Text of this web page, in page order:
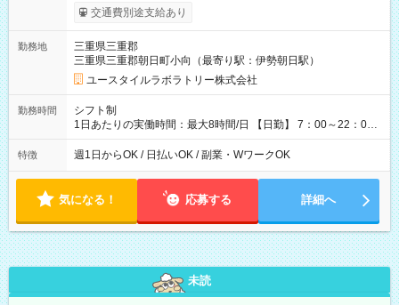
考慮して決定します 【収入例】 週1回勤務の場合：1,410円×8時
間×4回=4万5,120円 週3回勤務の場合：1,410円×8時間×12回
5,600円 【試用期間】試用期間あり 試用期間の長さ：2ヶ月
※ 雇用形態と給与に、本採用時と異なる部分があります。 雇用
形態：本採用時と同じです。 給与：時給 1,090円以上
交通費別途支給あり
勤務地
三重県三重郡
三重県三重郡朝日町小向（最寄り駅：伊勢朝日駅）
ユースタイルラボラトリー株式会社
勤務時間
シフト制
1日あたりの実働時間：最大8時間/日 【日勤】 7：00～22：00
の間で8時間勤務（休憩時間は法定通り） ※週1日～OK ／ 夜勤
なし ＊＊ 勤務時間例 ＊＊ ■8時から17時 ■9時から18時 ■10
定（毎週同じ曜日勤務）
特徴 週1日からOK / 日払いOK / 副業・WワークOK
気になる！ 応募する 詳細へ
未読